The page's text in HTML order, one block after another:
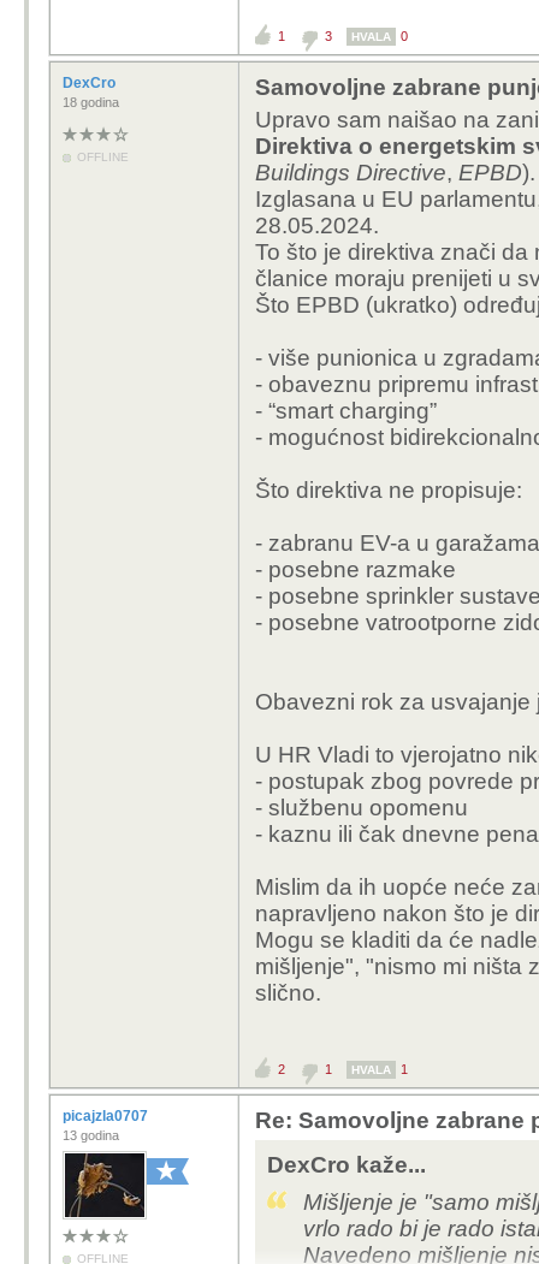
neka cherrypicka.
Osobno mi se
potvrđuju moje (i
garažama nije
ova bude više.
1 3 HVALA 0
DexCro
18 godina
OFFLINE
Samovoljne zabrane
Upravo sam naišao na
Direktiva o energetskim
Buildings Directive, EPBD).
Izglasana u EU
28.05.2024.
To što je direktiva znači
članice moraju prenijeti u
Što EPBD (ukratko)
- više punionica u
- obaveznu pripremu
- “smart charging”
- mogućnost
Što direktiva ne propisuje:
- zabranu EV-a u garažama
- posebne razmake
- posebne sprinkler
- posebne vatrootporne
Obavezni rok za
U HR Vladi to vjerojatno
- postupak zbog povrede
- službenu opomenu
- kaznu ili čak dnevne
Mislim da ih uopće neće
napravljeno nakon što je
Mogu se kladiti da će
mišljenje", "nismo mi ništa
slično.
2 1 HVALA 1
picajzla0707
13 godina
OFFLINE
Re: Samovoljne
DexCro kaže...
Mišljenje je "samo
vrlo rado bi je rado
Navedeno mišljenje